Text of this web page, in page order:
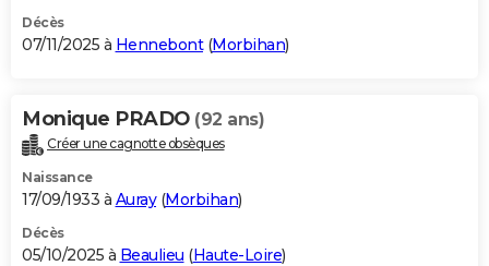
Décès
07/11/2025 à Hennebont(Morbihan)
Monique PRADO (92 ans)
Créer une cagnotte obsèques
Naissance
17/09/1933 à Auray(Morbihan)
Décès
05/10/2025 à Beaulieu (Haute-Loire)